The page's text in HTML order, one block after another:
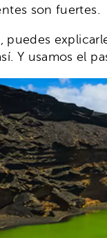
son fuertes.
puedes
Y usamos el